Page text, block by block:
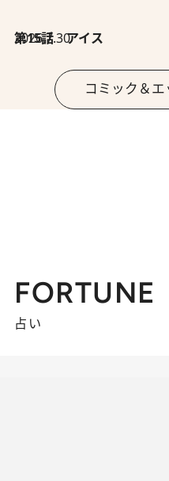
2026.7.30
第15話 アイス
コミック＆
FORTUNE
占い